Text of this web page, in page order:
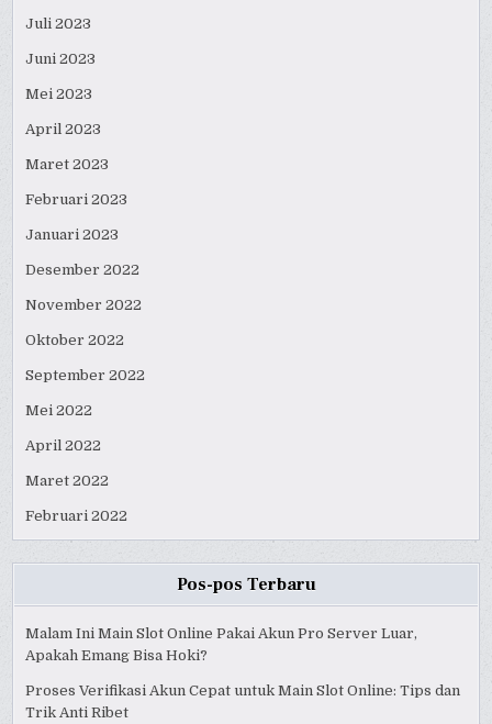
Juli 2023
Juni 2023
Mei 2023
April 2023
Maret 2023
Februari 2023
Januari 2023
Desember 2022
November 2022
Oktober 2022
September 2022
Mei 2022
April 2022
Maret 2022
Februari 2022
Pos-pos Terbaru
Malam Ini Main Slot Online Pakai Akun Pro Server Luar,
Apakah Emang Bisa Hoki?
Proses Verifikasi Akun Cepat untuk Main Slot Online: Tips dan
Trik Anti Ribet